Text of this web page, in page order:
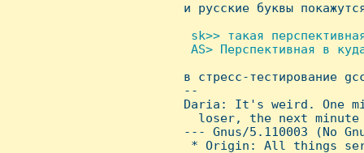
и русские буквы
sk>> такая
AS> Перспективная в
в стресс-тестирование
--
Daria: It's weird. One
loser, the next minute
--- Gnus/5.110003 (No
* Origin: All things